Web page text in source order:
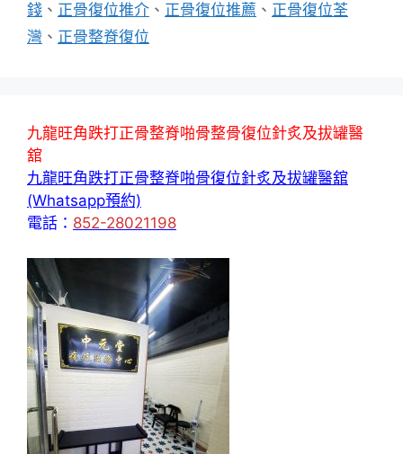
錢 、 正骨復位推介 、 正骨復位推薦 、 正骨復位荃
灣 、 正骨整脊復位
九龍旺角跌打正骨整脊啪骨整骨復位針炙及拔罐醫
舘
九龍旺角跌打正骨整脊啪骨復位針炙及拔罐醫舘
(Whatsapp預約)
電話： 852-28021198